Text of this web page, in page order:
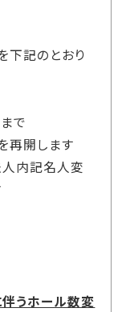
下記のとおり
で
再開します
内記名人変
うホール数変